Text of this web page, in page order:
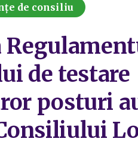
de consiliu
de testare
posturi